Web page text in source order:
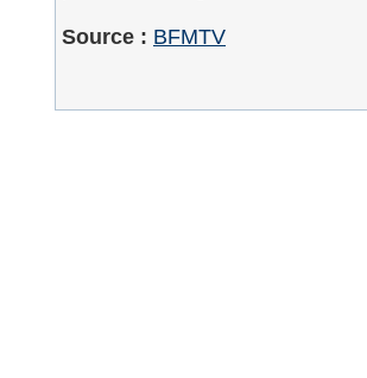
Source : BFMTV